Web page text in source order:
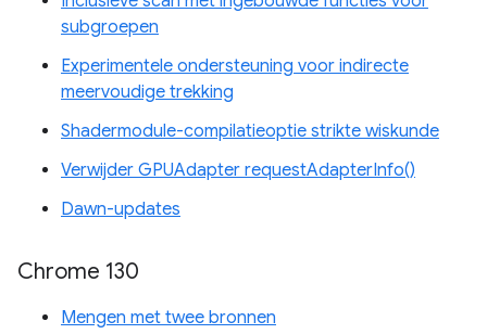
subgroepen
Experimentele ondersteuning voor indirecte
meervoudige trekking
Shadermodule-compilatieoptie strikte wiskunde
Verwijder GPUAdapter requestAdapterInfo()
Dawn-updates
Chrome 130
Mengen met twee bronnen